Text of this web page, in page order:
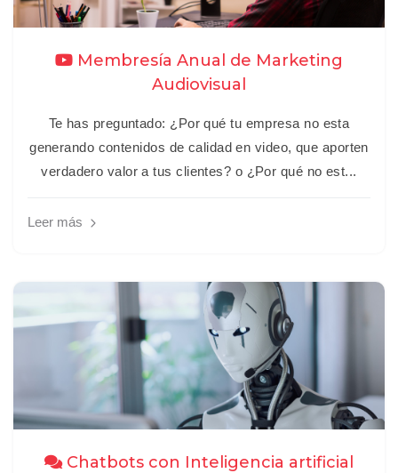
Membresía Anual de Marketing
Audiovisual
Te has preguntado: ¿Por qué tu empresa no esta
generando contenidos de calidad en video, que aporten
verdadero valor a tus clientes? o ¿Por qué no est...
Leer más
Chatbots con Inteligencia artificial